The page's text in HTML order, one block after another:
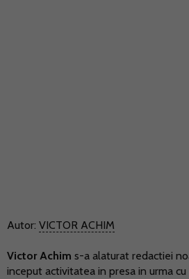
Autor: VICTOR ACHIM
Victor Achim s-a alaturat redactiei
inceput activitatea in presa in urma